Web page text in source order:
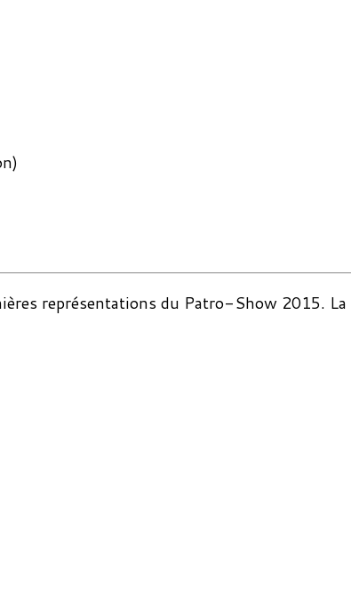
représentations du Patro-Show 2015.